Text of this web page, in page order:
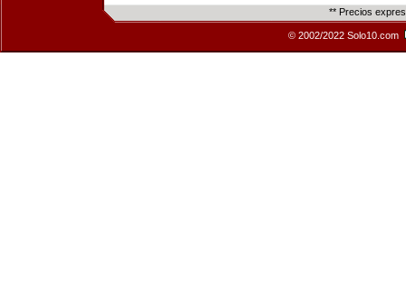
** Precios
© 2002/2022 Solo10.com